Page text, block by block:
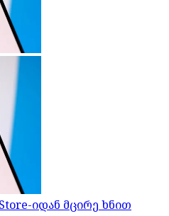
იდან მცირე ხნით